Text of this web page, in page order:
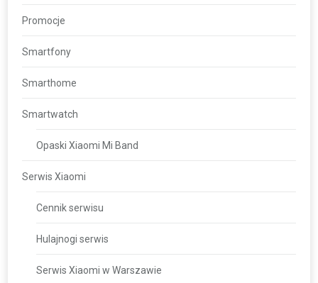
Promocje
Smartfony
Smarthome
Smartwatch
Opaski Xiaomi Mi Band
Serwis Xiaomi
Cennik serwisu
Hulajnogi serwis
Serwis Xiaomi w Warszawie